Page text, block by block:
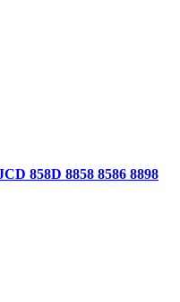
858D 8858 8586 8898